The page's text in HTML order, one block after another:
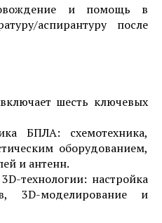
и помощь в
аспирантуру после
шесть ключевых
БПЛА: схемотехника,
оборудованием,
и антенн.
технологии: настройка
3D-моделирование и